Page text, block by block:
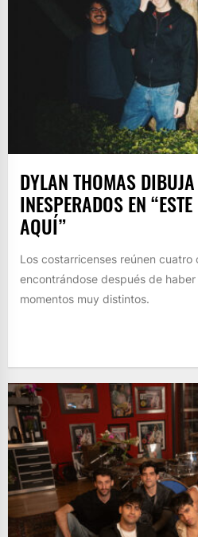
DYLAN THOMAS
INESPERADOS EN
AQUÍ”
Los costarricenses reúnen cuatro
encontrándose después de
momentos muy distintos.